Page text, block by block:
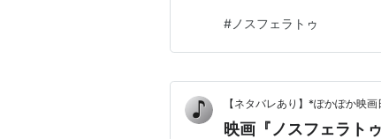
# ノスフェラトゥ
【ネタバレあり】*ぽかぽか映
映画『ノスフェラト